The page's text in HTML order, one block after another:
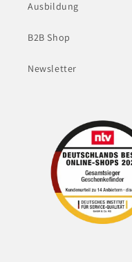
Ausbildung
B2B Shop
Newsletter